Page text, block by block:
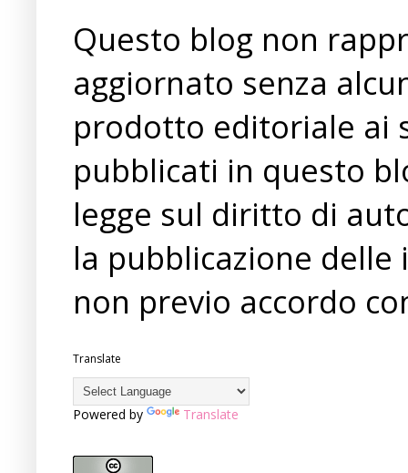
Questo blog non
aggiornato senza
prodotto editoriale ai
pubblicati in questo
legge sul diritto di
la pubblicazione
non previo accordo
Translate
Powered by Translate